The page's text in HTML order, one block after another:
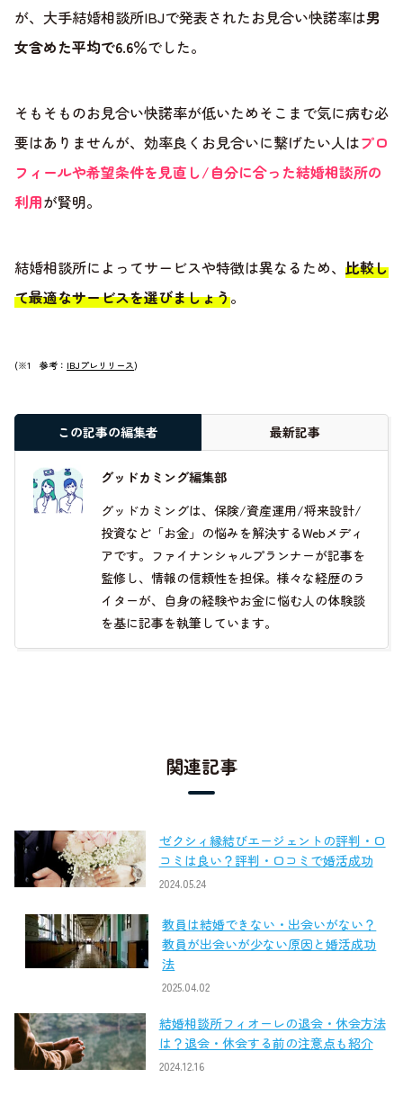
が、大手結婚相談所IBJで発表されたお見合い快諾率は男
女含めた平均で6.6％でした。
そもそものお見合い快諾率が低いためそこまで気に病む必
要はありませんが、効率良くお見合いに繋げたい人はプロ
フィールや希望条件を見直し/自分に合った結婚相談所の
利用が賢明。
結婚相談所によってサービスや特徴は異なるため、 比較し
て最適なサービスを選びましょう。
(※1 参考： IBJプレリリース)
この記事の編集者 最新記事
グッドカミング編集部
グッドカミングは、保険/資産運用/将来設計/
投資など「お金」の悩みを解決するWebメディ
アです。ファイナンシャルプランナーが記事を
監修し、情報の信頼性を担保。様々な経歴のラ
イターが、自身の経験やお金に悩む人の体験談
を基に記事を執筆しています。
関連記事
ゼクシィ縁結びエージェントの評判・口
コミは良い？評判・口コミで婚活成功
2024.05.24
教員は結婚できない・出会いがない？
教員が出会いが少ない原因と婚活成功
法
2025.04.02
結婚相談所フィオーレの退会・休会方法
は？退会・休会する前の注意点も紹介
2024.12.16